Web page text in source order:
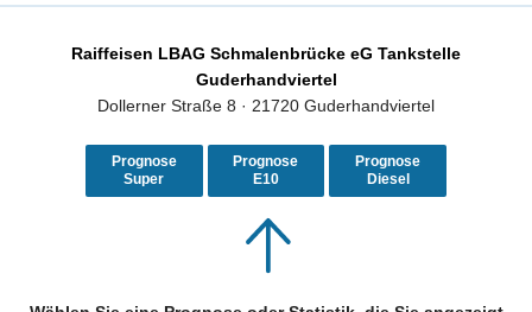
Raiffeisen LBAG Schmalenbrücke eG Tankstelle
Guderhandviertel
Dollerner Straße 8 · 21720 Guderhandviertel
Prognose
Super
Prognose
E10
Prognose
Diesel